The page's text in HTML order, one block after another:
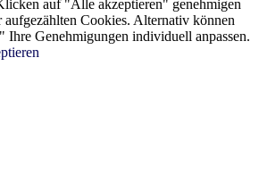
auf "Alle akzeptieren" genehmigen
aufgezählten Cookies. Alternativ können
Ihre Genehmigungen individuell anpassen.